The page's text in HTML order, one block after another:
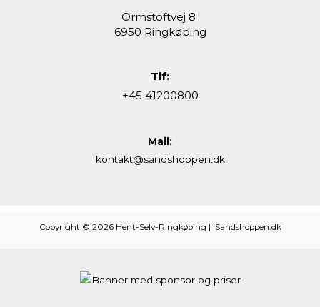
Ormstoftvej 8
6950 Ringkøbing
Tlf:
+45 41200800
Mail:
kontakt@sandshoppen.dk
Copyright © 2026 Hent-Selv-Ringkøbing | Sandshoppen.dk